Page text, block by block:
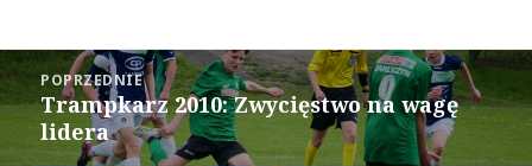
o
n
T
w
i
t
e
r
o
n
F
a
c
e
b
o
o
Nawigacja
wpisu
POPRZEDNIE
Poprzedni
wpis:
Trampkarz 2010: Zwycięstwo na wagę
lidera